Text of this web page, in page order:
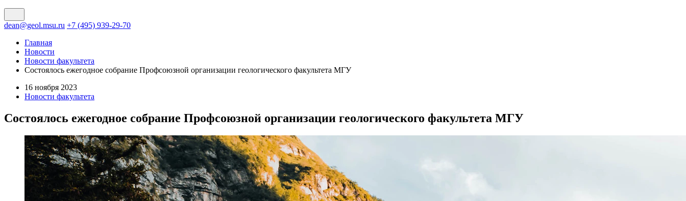
dean@geol.msu.ru +7 (495) 939-29-70
Главная
Новости
Новости факультета
Состоялось ежегодное собрание Профсоюзной организации геологического факультета МГУ
16 ноября 2023
Новости факультета
Состоялось ежегодное собрание Профсоюзной организации геологического факультета МГУ